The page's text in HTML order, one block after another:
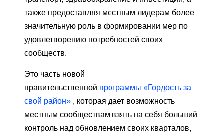
также предоставляя местным лидерам более
значительную роль в формировании мер по
удовлетворению потребностей своих
сообществ.
Это часть новой
правительственной программы «Гордость за
свой район» , которая дает возможность
местным сообществам взять на себя больший
контроль над обновлением своих кварталов,